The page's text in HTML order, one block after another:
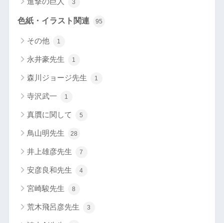
3
色紙・イラスト関連 95
その他 1
永井豪先生 1
森川ジョージ先生 1
寺沢武一 1
真贋に関して 5
鳥山明先生 28
井上雄彦先生 7
安彦良和先生 4
宮崎駿先生 8
荒木飛呂彦先生 3